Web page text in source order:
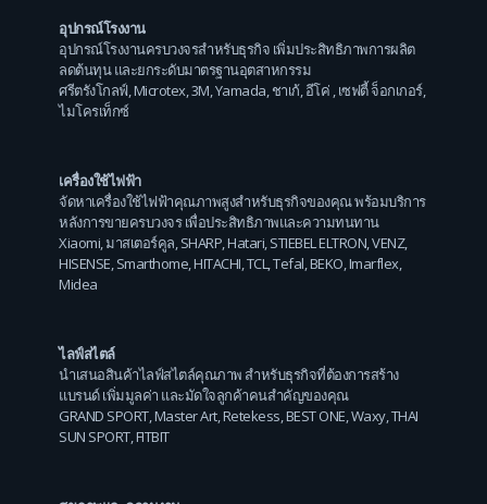
อุปกรณ์โรงงาน
อุปกรณ์โรงงานครบวงจรสำหรับธุรกิจ เพิ่มประสิทธิภาพการผลิต
ลดต้นทุน และยกระดับมาตรฐานอุตสาหกรรม
ศรีตรังโกลฟ์,Microtex,3M,Yamada,ชาเก้,อีโค่ ,เซฟตี้ จ็อกเกอร์,
ไมโครเท็กซ์
เครื่องใช้ไฟฟ้า
จัดหาเครื่องใช้ไฟฟ้าคุณภาพสูงสำหรับธุรกิจของคุณ พร้อมบริการ
หลังการขายครบวงจร เพื่อประสิทธิภาพและความทนทาน
Xiaomi,มาสเตอร์คูล,SHARP,Hatari,STIEBEL ELTRON,VENZ,
HISENSE,Smarthome,HITACHI,TCL,Tefal,BEKO,Imarflex,
Midea
ไลฟ์สไตล์
นำเสนอสินค้าไลฟ์สไตล์คุณภาพ สำหรับธุรกิจที่ต้องการสร้าง
แบรนด์ เพิ่มมูลค่า และมัดใจลูกค้าคนสำคัญของคุณ
GRAND SPORT,Master Art,Retekess,BEST ONE,Waxy,THAI
SUN SPORT,FITBIT